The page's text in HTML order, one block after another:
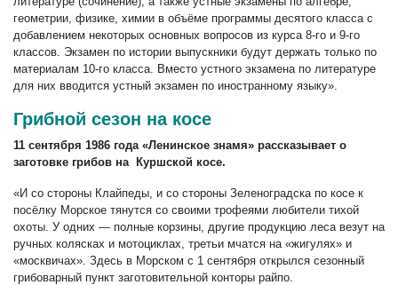
геометрии, физике, химии в объёме программы десятого класса с
добавлением некоторых основных вопросов из курса 8-го и 9-го
классов. Экзамен по истории выпускники будут держать только по
материалам 10-го класса. Вместо устного экзамена по литературе
для них вводится устный экзамен по иностранному языку».
Грибной сезон на косе
11 сентября 1986 года «Ленинское знамя» рассказывает о
заготовке грибов на Куршской косе.
«И со стороны Клайпеды, и со стороны Зеленоградска по косе к
посёлку Морское тянутся со своими трофеями любители тихой
охоты. У одних — полные корзины, другие продукцию леса везут на
ручных колясках и мотоциклах, третьи мчатся на «жигулях» и
«москвичах». Здесь в Морском с 1 сентября открылся сезонный
грибоварный пункт заготовительной конторы райпо.